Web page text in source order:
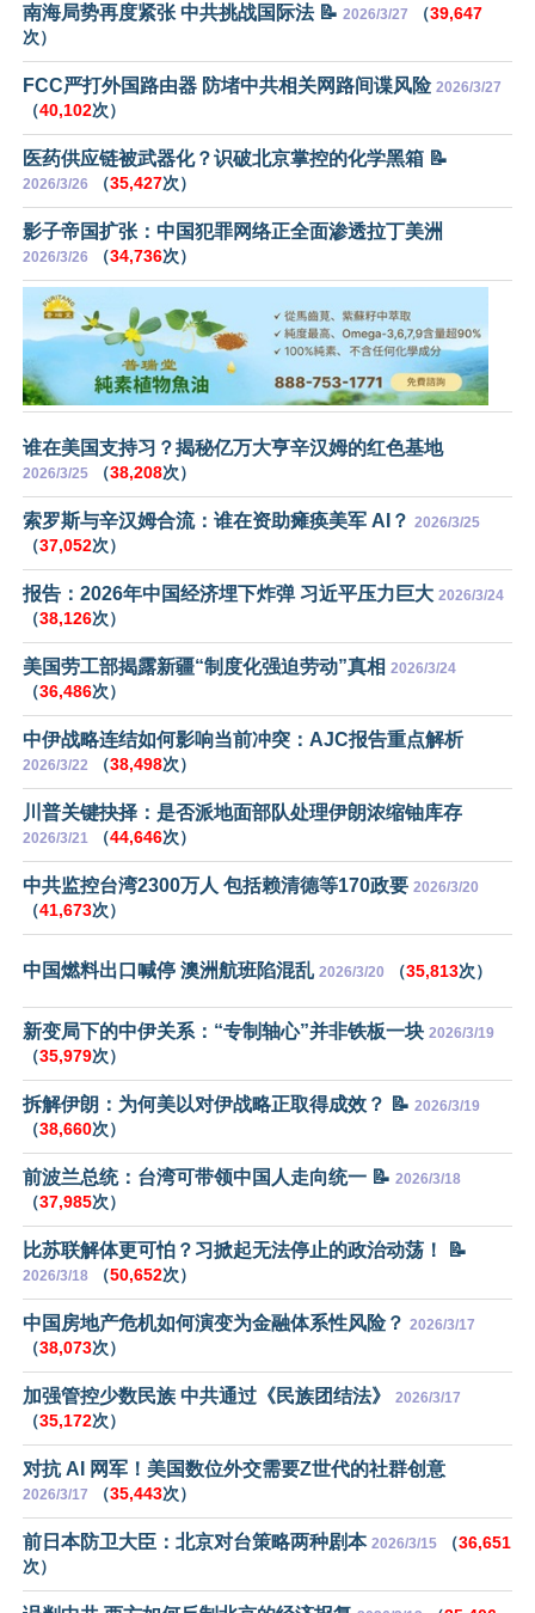
南海局势再度紧张 中共挑战国际法 📝 2026/3/27 （39,647
次）
FCC严打外国路由器 防堵中共相关网路间谍风险 2026/3/27
（40,102次）
医药供应链被武器化？识破北京掌控的化学黑箱 📝
2026/3/26 （35,427次）
影子帝国扩张：中国犯罪网络正全面渗透拉丁美洲
2026/3/26 （34,736次）
谁在美国支持习？揭秘亿万大亨辛汉姆的红色基地
2026/3/25 （38,208次）
索罗斯与辛汉姆合流：谁在资助瘫痪美军 AI？ 2026/3/25
（37,052次）
报告：2026年中国经济埋下炸弹 习近平压力巨大 2026/3/24
（38,126次）
美国劳工部揭露新疆“制度化强迫劳动”真相 2026/3/24
（36,486次）
中伊战略连结如何影响当前冲突：AJC报告重点解析
2026/3/22 （38,498次）
川普关键抉择：是否派地面部队处理伊朗浓缩铀库存
2026/3/21 （44,646次）
中共监控台湾2300万人 包括赖清德等170政要 2026/3/20
（41,673次）
中国燃料出口喊停 澳洲航班陷混乱 2026/3/20 （35,813次）
新变局下的中伊关系：“专制轴心”并非铁板一块 2026/3/19
（35,979次）
拆解伊朗：为何美以对伊战略正取得成效？ 📝 2026/3/19
（38,660次）
前波兰总统：台湾可带领中国人走向统一 📝 2026/3/18
（37,985次）
比苏联解体更可怕？习掀起无法停止的政治动荡！ 📝
2026/3/18 （50,652次）
中国房地产危机如何演变为金融体系性风险？ 2026/3/17
（38,073次）
加强管控少数民族 中共通过《民族团结法》 2026/3/17
（35,172次）
对抗 AI 网军！美国数位外交需要Z世代的社群创意
2026/3/17 （35,443次）
前日本防卫大臣：北京对台策略两种剧本 2026/3/15 （36,651
次）